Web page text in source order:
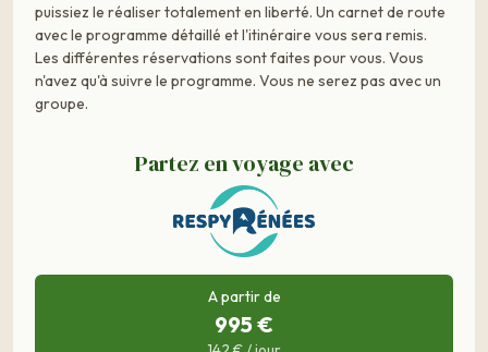
puissiez le réaliser totalement en liberté. Un carnet de route
avec le programme détaillé et l'itinéraire vous sera remis.
Les différentes réservations sont faites pour vous. Vous
n'avez qu'à suivre le programme. Vous ne serez pas avec un
groupe.
Partez en voyage avec
A partir de
995 €